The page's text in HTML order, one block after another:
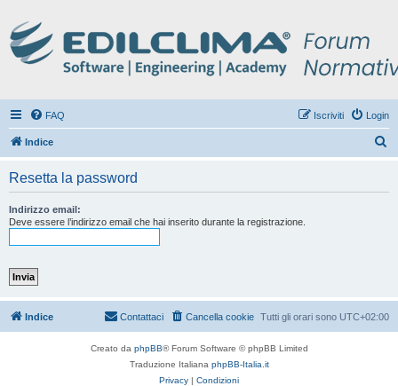
FAQ Login
Iscriviti
Indice
Resetta la password
Indirizzo email:
Deve essere l’indirizzo email che hai inserito durante la registrazione.
Indice Tutti gli orari sono UTC+02:00
Cancella cookie
Contattaci
Creato da phpBB® Forum Software © phpBB Limited
Traduzione Italiana phpBB-Italia.it
Privacy | Condizioni